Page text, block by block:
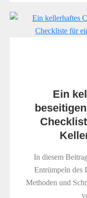
Ein
In diesem
Entrümpeln des
Methoden und